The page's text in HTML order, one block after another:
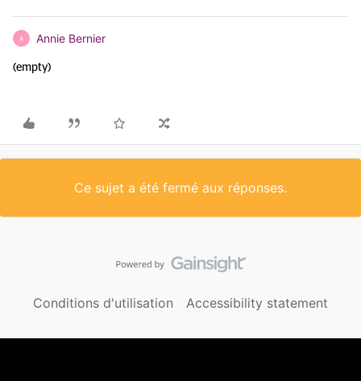
A Annie Bernier
(empty)
Ce sujet a été fermé aux réponses.
Conditions d'utilisation Accessibility statement